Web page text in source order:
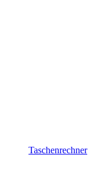
Taschenrechner